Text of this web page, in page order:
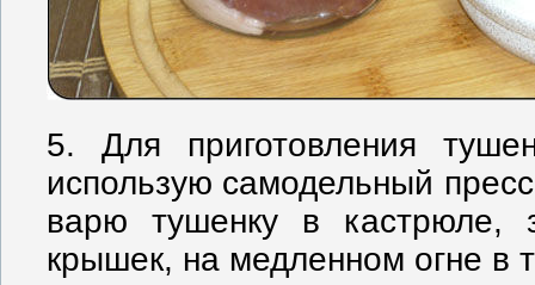
5. Для приготовления
использую самодельный
варю тушенку в кастрюле,
крышек, на медленном огне в